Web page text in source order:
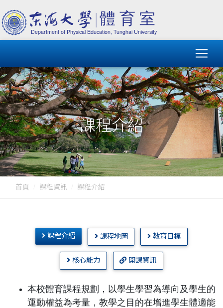
課程介紹
首頁 課程資訊 課程介紹
課程介紹 課程地圖 教育目標
核心能力 開課資訊
本校體育課程規劃，以學生學習為導向及學生的
運動權益為考量，教學之目的在增進學生體適能